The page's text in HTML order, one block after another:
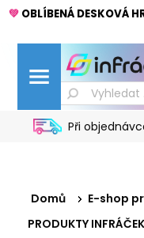
💚 OBLÍBENÁ DESKOVÁ
Při
Domů
E-shop
PRODUKTY INFRÁČEK